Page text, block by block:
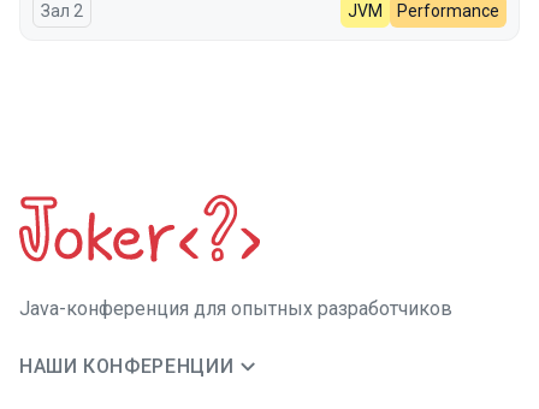
Зал 2 JVM Performance
Java-конференция для опытных разработчиков
НАШИ КОНФЕРЕНЦИИ